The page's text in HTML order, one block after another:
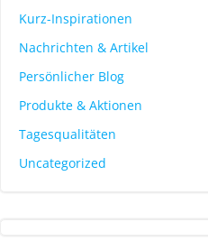
Kurz-Inspirationen
Nachrichten & Artikel
Persönlicher Blog
Produkte & Aktionen
Tagesqualitäten
Uncategorized